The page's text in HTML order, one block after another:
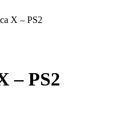
X – PS2
– PS2